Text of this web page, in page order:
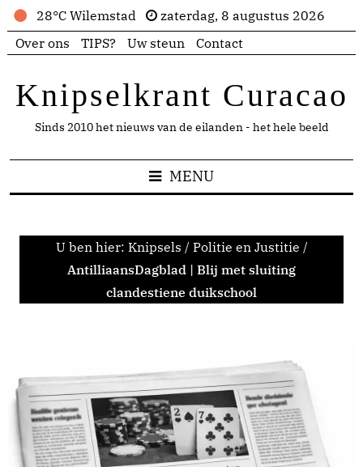
28°C Wilemstad
zaterdag, 8 augustus 2026
Over ons
TIPS? Uw steun Contact
Knipselkrant Curacao
Sinds 2010 het nieuws van de eilanden - het hele beeld
MENU
U ben hier: Knipsels / Politie en Justitie /
AntilliaansDagblad | Blij met sluiting
clandestiene duikschool